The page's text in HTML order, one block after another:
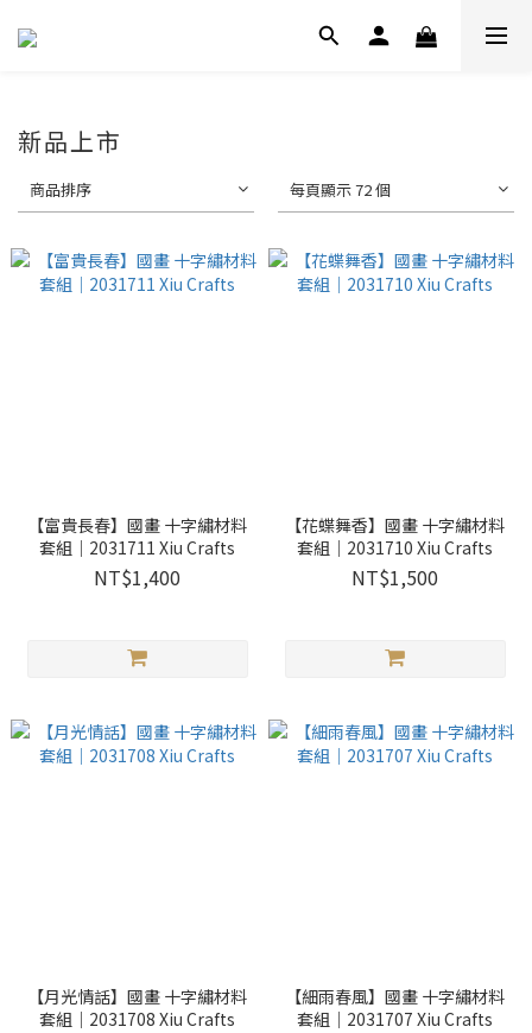
新品上市
商品排序 每頁顯示 72 個
【富貴長春】國畫 十字繡材料
套組｜2031711 Xiu Crafts
NT$1,400
【花蝶舞香】國畫 十字繡材料
套組｜2031710 Xiu Crafts
NT$1,500
【月光情話】國畫 十字繡材料
套組｜2031708 Xiu Crafts
【細雨春風】國畫 十字繡材料
套組｜2031707 Xiu Crafts